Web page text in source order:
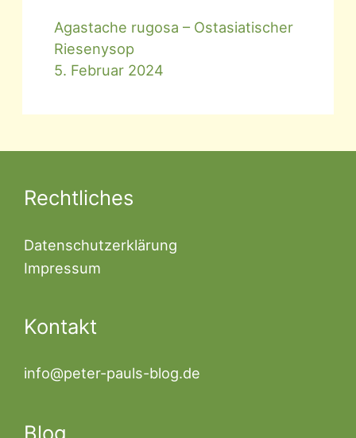
Agastache rugosa – Ostasiatischer
Riesenysop
5. Februar 2024
Rechtliches
Datenschutzerklärung
Impressum
Kontakt
info@peter-pauls-blog.de
Blog